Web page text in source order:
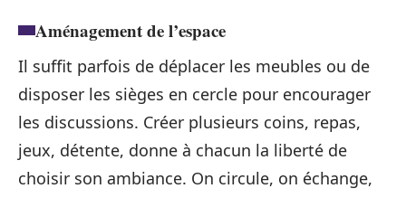
Aménagement de l’espace
Il suffit parfois de déplacer les meubles ou de
disposer les sièges en cercle pour encourager
les discussions. Créer plusieurs coins, repas,
jeux, détente, donne à chacun la liberté de
choisir son ambiance. On circule, on échange,